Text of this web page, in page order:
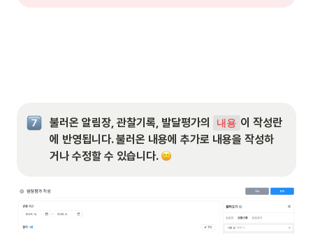
불러온 알림장, 관찰기록, 발달평가의 내용 이 작성란
에 반영됩니다. 불러온 내용에 추가로 내용을 작성하
거나 수정할 수 있습니다.